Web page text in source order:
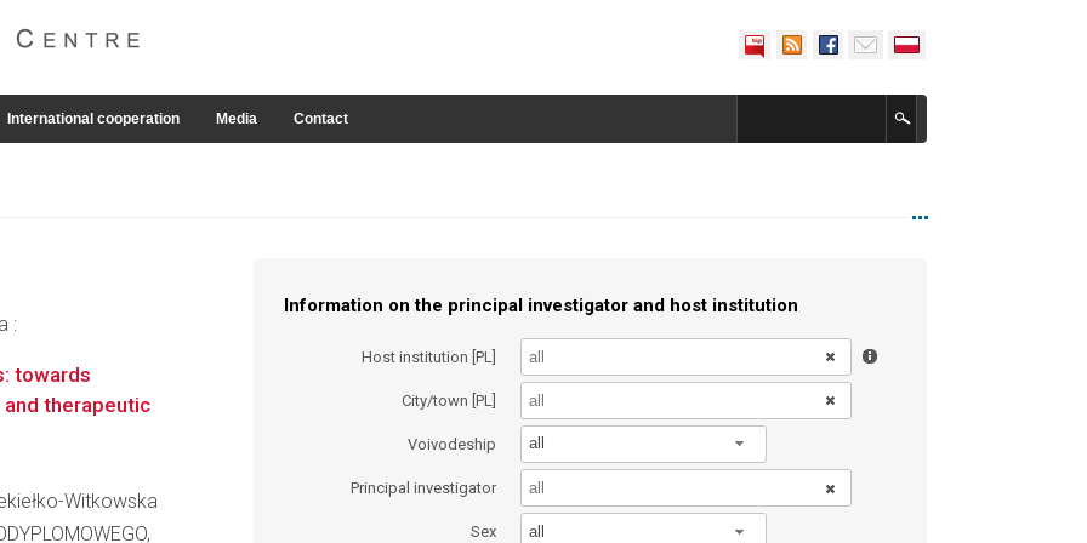
International cooperation Media Contact
:
Information on the principal investigator and host institution
Host institution [PL]
City/town [PL]
Voivodeship all
Principal investigator
Sex all
towards
therapeutic
Witkowska